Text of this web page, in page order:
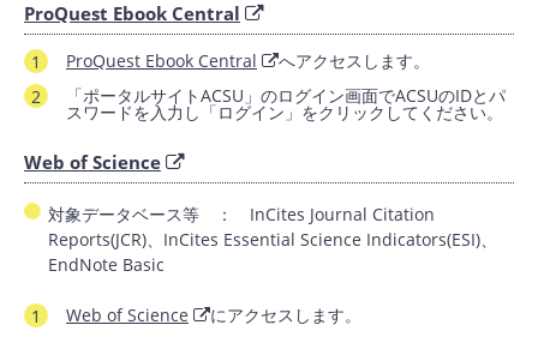
ProQuest Ebook Central
ProQuest Ebook Central
へアクセスします。
「ポータルサイトACSU」のログイン画面でACSUのIDとパ
スワードを入力し「ログイン」をクリックしてください。
Web of Science
対象データベース等 ： InCites Journal Citation
Reports(JCR)、InCites Essential Science Indicators(ESI)、
EndNote Basic
Web of Science
にアクセスします。